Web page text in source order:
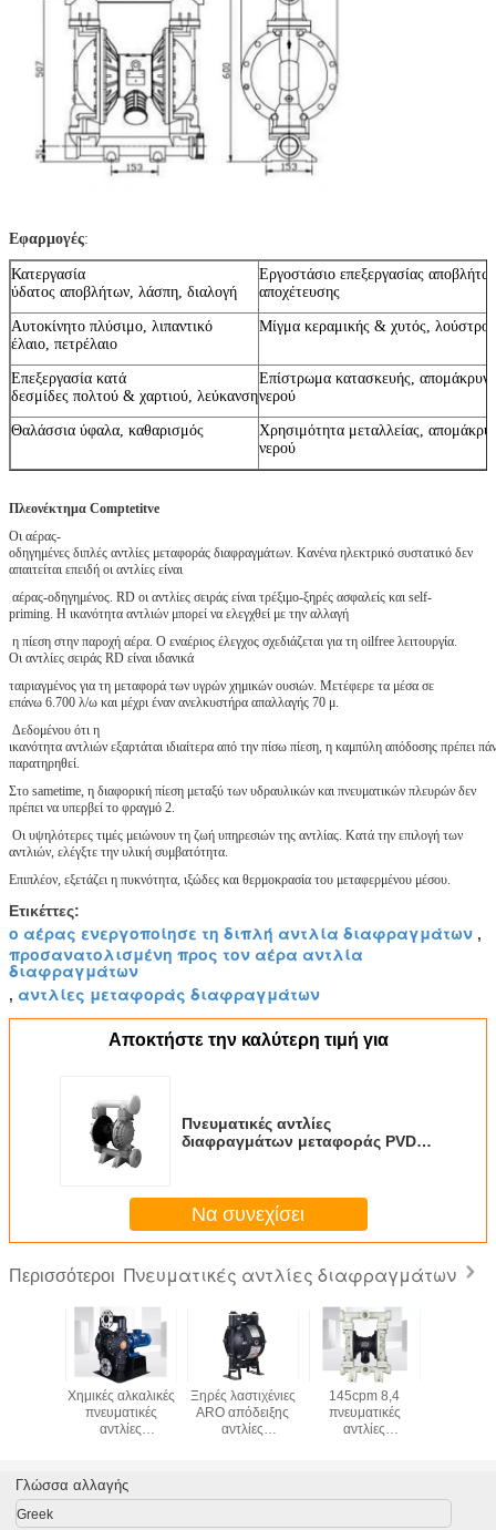
Εφαρμογές:
Κατεργασία
ύδατος αποβλήτων, λάσπη, διαλογή
Εργοστάσιο επεξεργασίας
αποχέτευσης
Αυτοκίνητο πλύσιμο, λιπαντικό
έλαιο, πετρέλαιο
Μίγμα κεραμικής & χυτός, λούστρο
Επεξεργασία κατά
δεσμίδες πολτού & χαρτιού, λεύκανση
Επίστρωμα κατασκευής,
νερού
Θαλάσσια ύφαλα, καθαρισμός
Χρησιμότητα μεταλλείας,
νερού
Πλεονέκτημα Comptetitve
Οι αέρας-
οδηγημένες διπλές αντλίες μεταφοράς διαφραγμάτων. Κανένα ηλεκτρικό συστατικό δεν
απαιτείται επειδή οι αντλίες είναι
αέρας-οδηγημένος. RD οι αντλίες σειράς είναι τρέξιμο-ξηρές ασφαλείς και self-
priming. Η ικανότητα αντλιών μπορεί να ελεγχθεί με την αλλαγή
η πίεση στην παροχή αέρα. Ο εναέριος έλεγχος σχεδιάζεται για τη oilfree λειτουργία.
Οι αντλίες σειράς RD είναι ιδανικά
ταιριαγμένος για τη μεταφορά των υγρών χημικών ουσιών. Μετέφερε τα μέσα σε
επάνω 6.700 λ/ω και μέχρι έναν ανελκυστήρα απαλλαγής 70 μ.
Δεδομένου ότι η
ικανότητα αντλιών εξαρτάται ιδιαίτερα από την πίσω πίεση, η καμπύλη απόδοσης πρέπει
παρατηρηθεί.
Στο sametime, η διαφορική πίεση μεταξύ των υδραυλικών και πνευματικών πλευρών δεν
πρέπει να υπερβεί το φραγμό 2.
Οι υψηλότερες τιμές μειώνουν τη ζωή υπηρεσιών της αντλίας. Κατά την επιλογή των
αντλιών, ελέγξτε την υλική συμβατότητα.
Επιπλέον, εξετάζει η πυκνότητα, ιξώδες και θερμοκρασία του μεταφερμένου μέσου.
Ετικέττες:
ο αέρας ενεργοποίησε τη διπλή αντλία διαφραγμάτων ,
προσανατολισμένη προς τον αέρα αντλία
διαφραγμάτων
, αντλίες μεταφοράς διαφραγμάτων
Αποκτήστε την καλύτερη τιμή για
Πνευματικές αντλίες
διαφραγμάτων μεταφοράς PVDF
Να συνεχίσει
Περισσότεροι Πνευματικές αντλίες διαφραγμάτων
Χημικές αλκαλικές
πνευματικές
αντλίες
Ξηρές λαστιχένιες
ARO απόδειξης
αντλίες
145cpm 8,4
πνευματικές
αντλίες
Γλώσσα αλλαγής
Greek